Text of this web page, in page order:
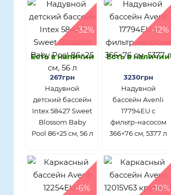
-32%
Есть в наличии
267грн
Надувной
детский бассейн
Intex 58427 Sweet
Blossom Baby
Pool 86×25 см, 56 л
-12%
Есть в наличии
3230грн
Надувной
бассейн Avenli
17794EU с
фильтр-насосом
366×76 см, 5377 л
-6% -10%